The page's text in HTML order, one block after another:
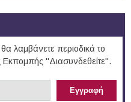
λαμβάνετε περιοδικά το
Εκπομπής "Διασυνδεθείτε".